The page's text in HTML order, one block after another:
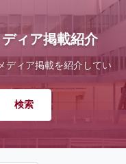
ィア掲載紹介
ディア掲載を紹介してい